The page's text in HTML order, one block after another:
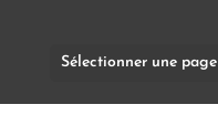
Sélectionner une page